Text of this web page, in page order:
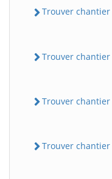
Trouver chantier
Trouver chantier
Trouver chantier
Trouver chantier